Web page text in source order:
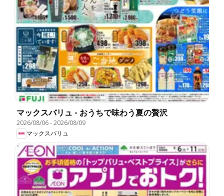
マックスバリュ - おうちで味わう夏の贅沢
2026/08/06-2026/08/09
マックスバリュ